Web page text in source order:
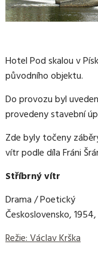
Hotel Pod skalou v
původního objektu.
Do provozu byl
provedeny stavební
Zde byly točeny
vítr podle díla Fráni
Stříbrný vítr
Drama / Poetický
Československo,
Režie: Václav Krška